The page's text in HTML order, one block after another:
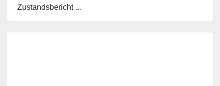
Zustandsbericht ...